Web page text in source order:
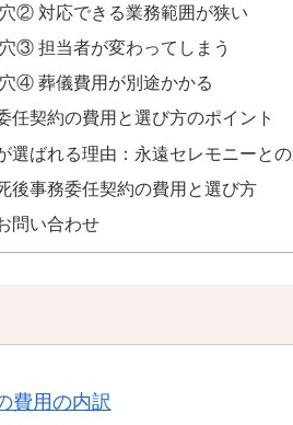
② 対応できる業務範囲が狭い
③ 担当者が変わってしまう
④ 葬儀費用が別途かかる
任契約の費用と選び方のポイント
選ばれる理由：永遠セレモニーと
後事務委任契約の費用と選び方
問い合わせ
費用の内訳